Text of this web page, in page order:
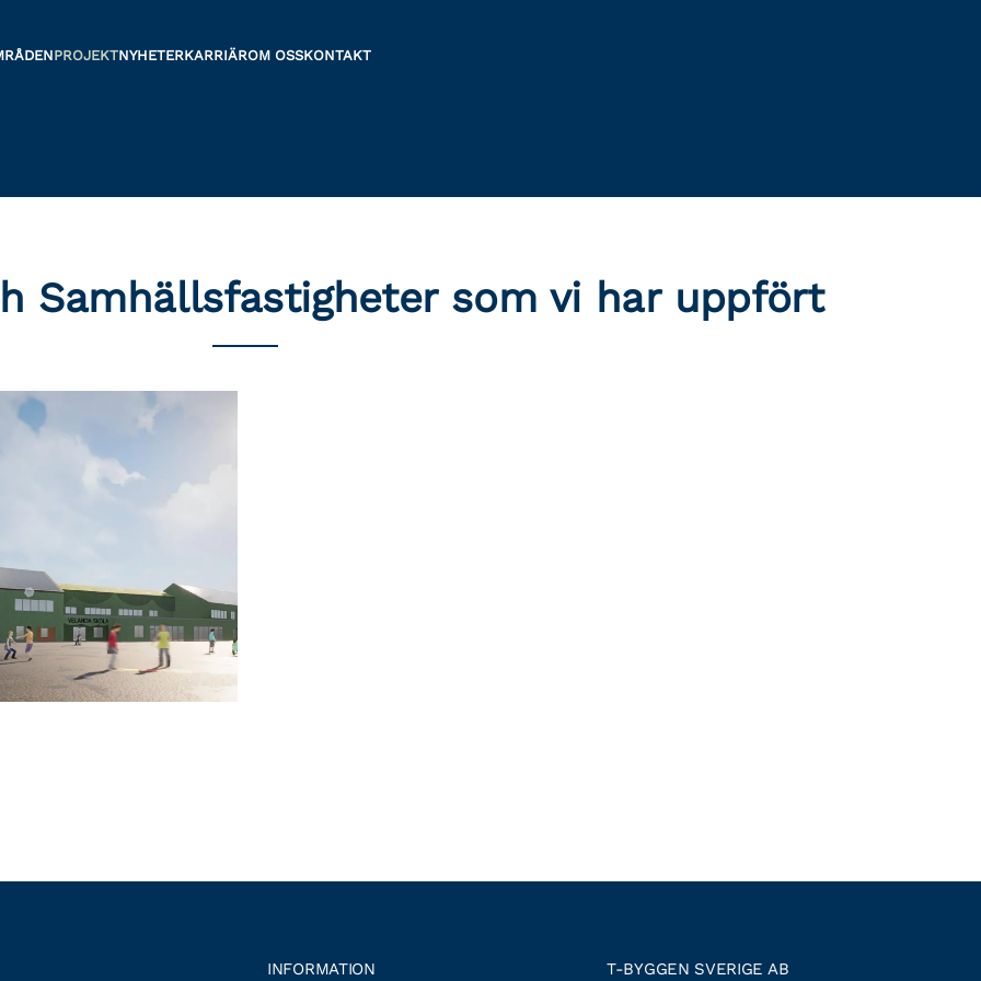
PROJEKTNYHETERKARRIÄROM OSSKONTAKT
Samhällsfastigheter som vi har uppfört
INFORMATION T-BYGGEN SVERIGE AB